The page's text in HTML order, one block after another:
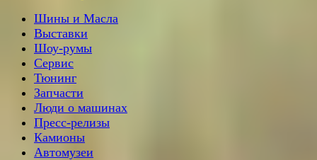
Шины и Масла
Выставки
Шоу-румы
Сервис
Тюнинг
Запчасти
Люди о машинах
Пресс-релизы
Камионы
Автомузеи